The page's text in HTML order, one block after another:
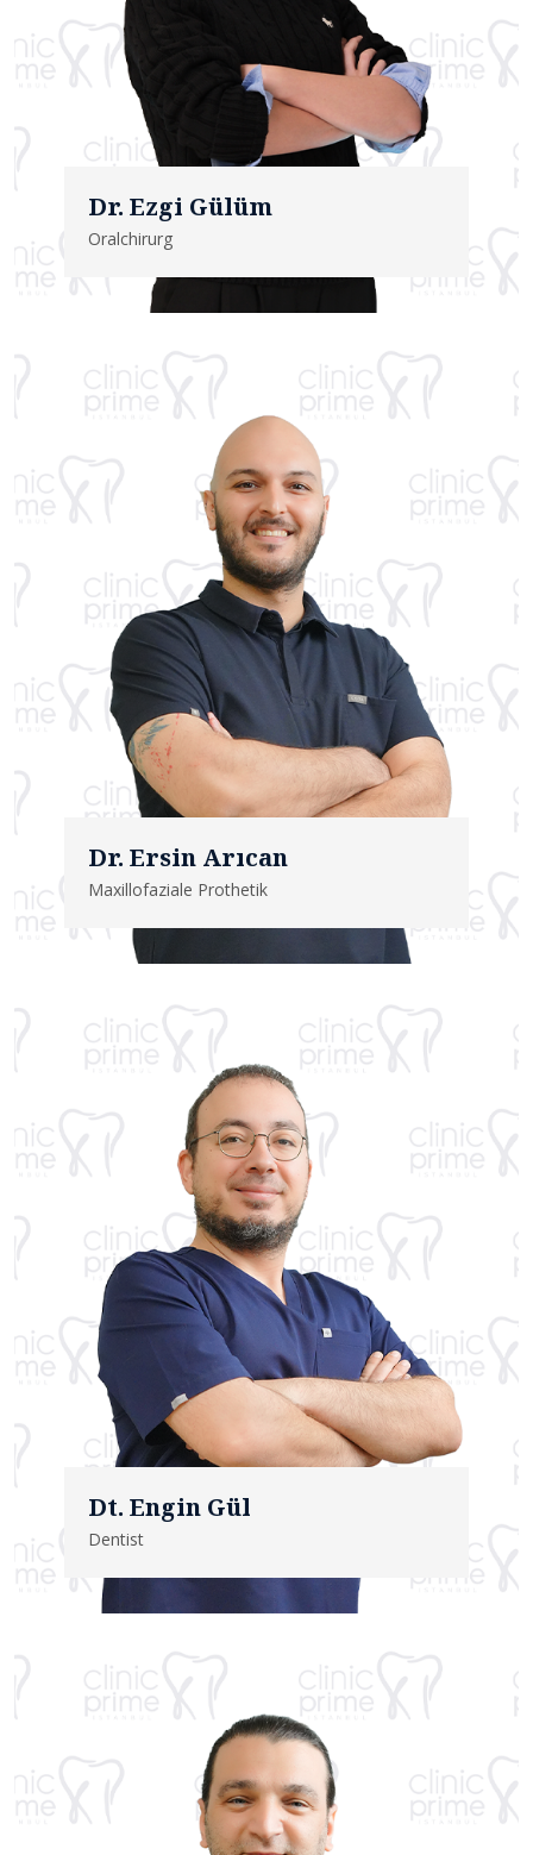
Dr. Ezgi Gülüm
Oralchirurg
Dr. Ersin Arıcan
Maxillofaziale Prothetik
Dt. Engin Gül
Dentist